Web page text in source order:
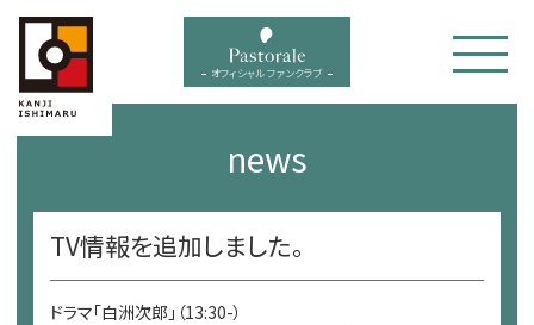
menu オフィシャル ファンクラブ
news
TV情報を追加しました。
ドラマ「白洲次郎」（13:30-）